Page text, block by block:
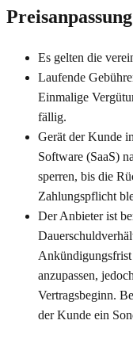
Preisanpassung
Es gelten die
Laufende
Einmalige
fällig.
Gerät der Kunde
Software (SaaS)
sperren, bis die
Zahlungspflicht
Der Anbieter ist
anzupassen,
Vertragsbeginn.
der Kunde ein